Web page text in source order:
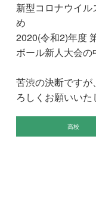
新型コロナウイ
め
2020(令和2)年度
ボール新人大会の
苦渋の決断ですが
ろしくお願いいた
高校